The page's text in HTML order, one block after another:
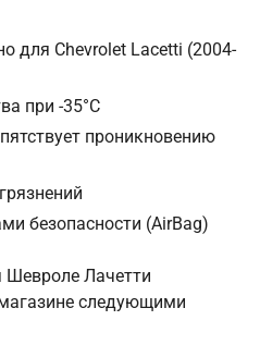
для Chevrolet Lacetti (2004-
при -35°С
проникновению
безопасности (AirBag)
Шевроле Лачетти
следующими